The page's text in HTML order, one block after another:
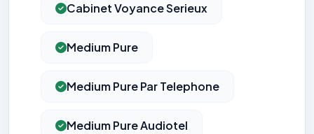
Cabinet Voyance Serieux
Medium Pure
Medium Pure Par Telephone
Medium Pure Audiotel